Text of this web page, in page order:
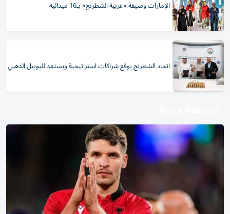
الإمارات وصيفة «عربية الشطرنج» بـ16 ميدالية
اتحاد الشطرنج يوقع شراكات استراتيجية ويستعد لليوبيل الذهبي